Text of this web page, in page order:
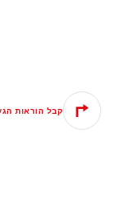
קבל הוראות